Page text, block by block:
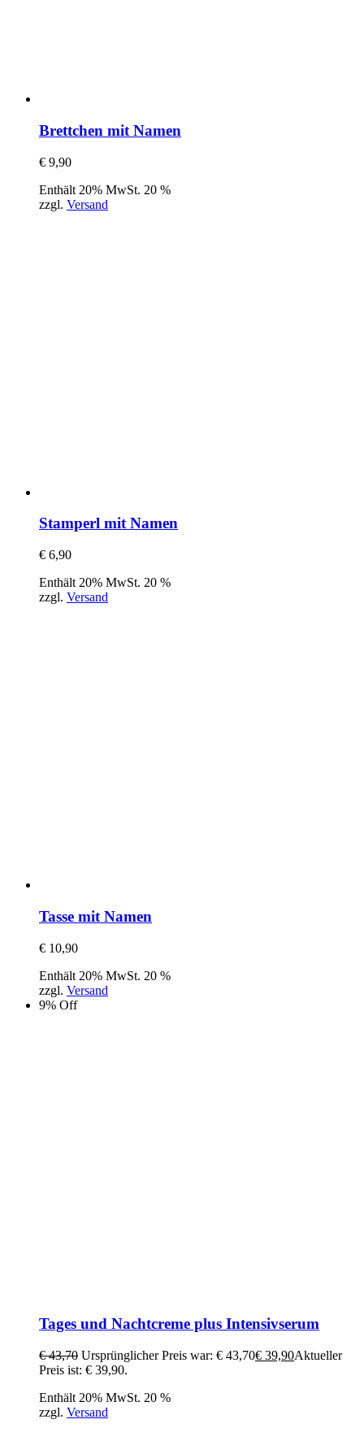
Brettchen mit Namen
€ 9,90
Enthält 20% MwSt. 20 %
zzgl. Versand
Stamperl mit Namen
€ 6,90
Enthält 20% MwSt. 20 %
zzgl. Versand
Tasse mit Namen
€ 10,90
Enthält 20% MwSt. 20 %
zzgl. Versand
9% Off
Tages und Nachtcreme plus Intensivserum
€43,70 Ursprünglicher Preis war: € 43,70€ 39,90Aktueller
Preis ist: € 39,90.
Enthält 20% MwSt. 20 %
zzgl. Versand